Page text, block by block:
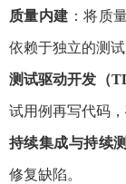
质量内建 ：将质
依赖于独立的测试
测试驱动开发（
试用例再写代码
持续集成与持续
修复缺陷。